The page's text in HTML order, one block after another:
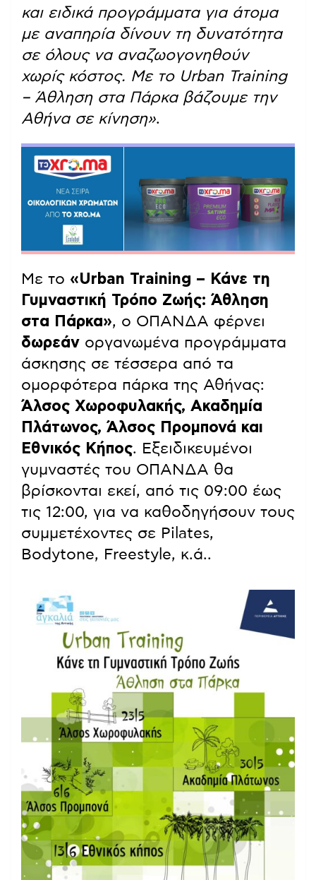
και ειδικά προγράμματα για άτομα
με αναπηρία δίνουν τη δυνατότητα
σε όλους να αναζωογονηθούν
χωρίς κόστος. Με το Urban Training
– Άθληση στα Πάρκα βάζουμε την
Αθήνα σε κίνηση».
Με το «Urban Training – Κάνε τη
Γυμναστική Τρόπο Ζωής: Άθληση
στα Πάρκα», ο ΟΠΑΝΔΑ φέρνει
δωρεάν οργανωμένα προγράμματα
άσκησης σε τέσσερα από τα
ομορφότερα πάρκα της Αθήνας:
Άλσος Χωροφυλακής, Ακαδημία
Πλάτωνος, Άλσος Προμπονά και
Εθνικός Κήπος. Εξειδικευμένοι
γυμναστές του ΟΠΑΝΔΑ θα
βρίσκονται εκεί, από τις 09:00 έως
τις 12:00, για να καθοδηγήσουν τους
συμμετέχοντες σε Pilates,
Bodytone, Freestyle, κ.ά..